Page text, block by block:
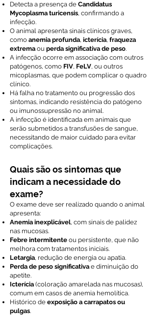
Detecta a presença de Candidatus
Mycoplasma turicensis, confirmando a
infecção.
O animal apresenta sinais clínicos graves,
como anemia profunda, icterícia, fraqueza
extrema ou perda significativa de peso.
A infecção ocorre em associação com outros
patógenos, como FIV, FeLV, ou outros
micoplasmas, que podem complicar o quadro
clínico.
Há falha no tratamento ou progressão dos
sintomas, indicando resistência do patógeno
ou imunossupressão no animal.
A infecção é identificada em animais que
serão submetidos a transfusões de sangue,
necessitando de maior cuidado para evitar
complicações.
Quais são os sintomas que
indicam a necessidade do
exame?
O exame deve ser realizado quando o animal
apresenta:
Anemia inexplicável, com sinais de palidez
nas mucosas.
Febre intermitente ou persistente, que não
melhora com tratamentos iniciais.
Letargia, redução de energia ou apatia.
Perda de peso significativa e diminuição do
apetite.
Icterícia (coloração amarelada nas mucosas),
comum em casos de anemia hemolítica.
Histórico de exposição a carrapatos ou
pulgas.